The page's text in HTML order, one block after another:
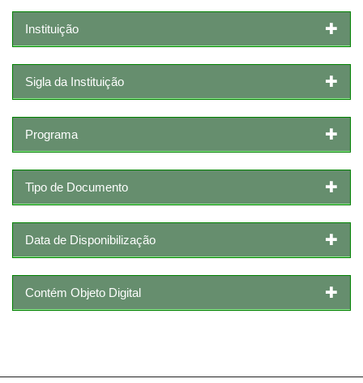
Instituição
Sigla da Instituição
Programa
Tipo de Documento
Data de Disponibilização
Contém Objeto Digital